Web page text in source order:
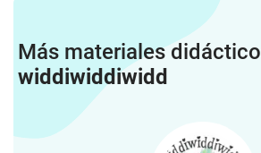
Más materiales
widdiwiddiwidd